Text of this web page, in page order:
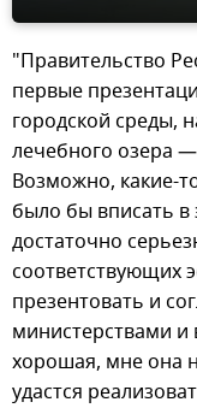
"Правительство
первые
городской среды,
лечебного озера —
Возможно, какие-
было бы вписать в
достаточно
соответствующих
презентовать и
министерствами
хорошая, мне она
удастся